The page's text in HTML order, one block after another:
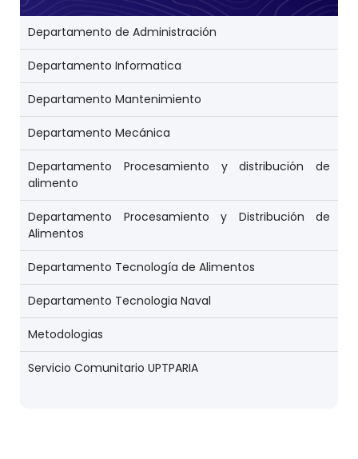
Departamento de Administración
Departamento Informatica
Departamento Mantenimiento
Departamento Mecánica
Departamento Procesamiento y distribución de
alimento
Departamento Procesamiento y Distribución de
Alimentos
Departamento Tecnología de Alimentos
Departamento Tecnologia Naval
Metodologias
Servicio Comunitario UPTPARIA